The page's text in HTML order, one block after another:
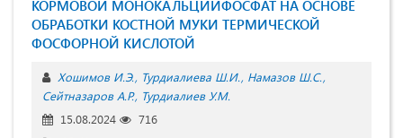
КОРМОВОЙ МОНОКАЛЬЦИЙФОСФАТ НА ОСНОВЕ
ОБРАБОТКИ КОСТНОЙ МУКИ ТЕРМИЧЕСКОЙ
ФОСФОРНОЙ КИСЛОТОЙ
Хошимов И.Э. Турдиалиева Ш.И. Намазов Ш.С.
Сейтназаров А.Р. Турдиалиев У.М.
15.08.2024
716